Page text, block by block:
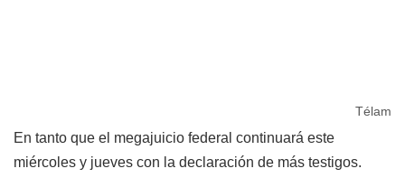
Télam
En tanto que el megajuicio federal continuará este
miércoles y jueves con la declaración de más testigos.